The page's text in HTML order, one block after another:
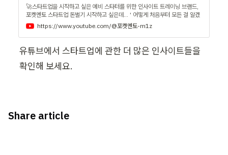
🚀스타트업을 시작하고 싶은 예비 스타터를 위한 인사이트 트레이닝 브랜드,
포켓멘토 스타트업 돈벌기 시작하고 싶은데... ' 어떻게 처음부터 모든 걸 알겠
어요? ' 원론적인 것부터 트렌드한 키워드로 스타트업에 대한 A to Z를 알려
드릴게요 오늘 알게 된 인사이트는 나만의 포켓 속에 내 것으로 만드는 연습의
과정이 '꼭' 필요합니다. 앞으로의 스타트업 트레이닝 '포켓멘토'에서 경험치
획득하고 Start up! 🚀 포켓캠프는 스타트업 투자유치 빌드업 No.1 포켓컴
퍼니의 전문 지식으로 성공한 스타트업 CEO가 되고 싶다면 , 성공 DNA를 이
제 포켓하세요 강연 / 협업 문의 pocket.jkj@gmail.com
https://www.youtube.com/@포켓멘토-m1z
유튜브에서 스타트업에 관한 더 많은 인사이트들을
확인해 보세요.
Share article